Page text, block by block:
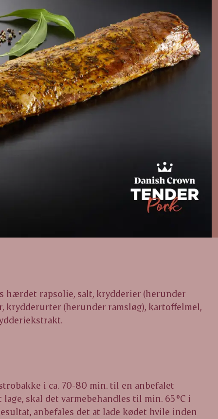
hærdet rapsolie, salt, krydderier (herunder
krydderurter (herunder ramsløg), kartoffelmel,
i ca. 70-80 min. til en anbefalet
skal det varmebehandles til min. 65 °C i
anbefales det at lade kødet hvile inden